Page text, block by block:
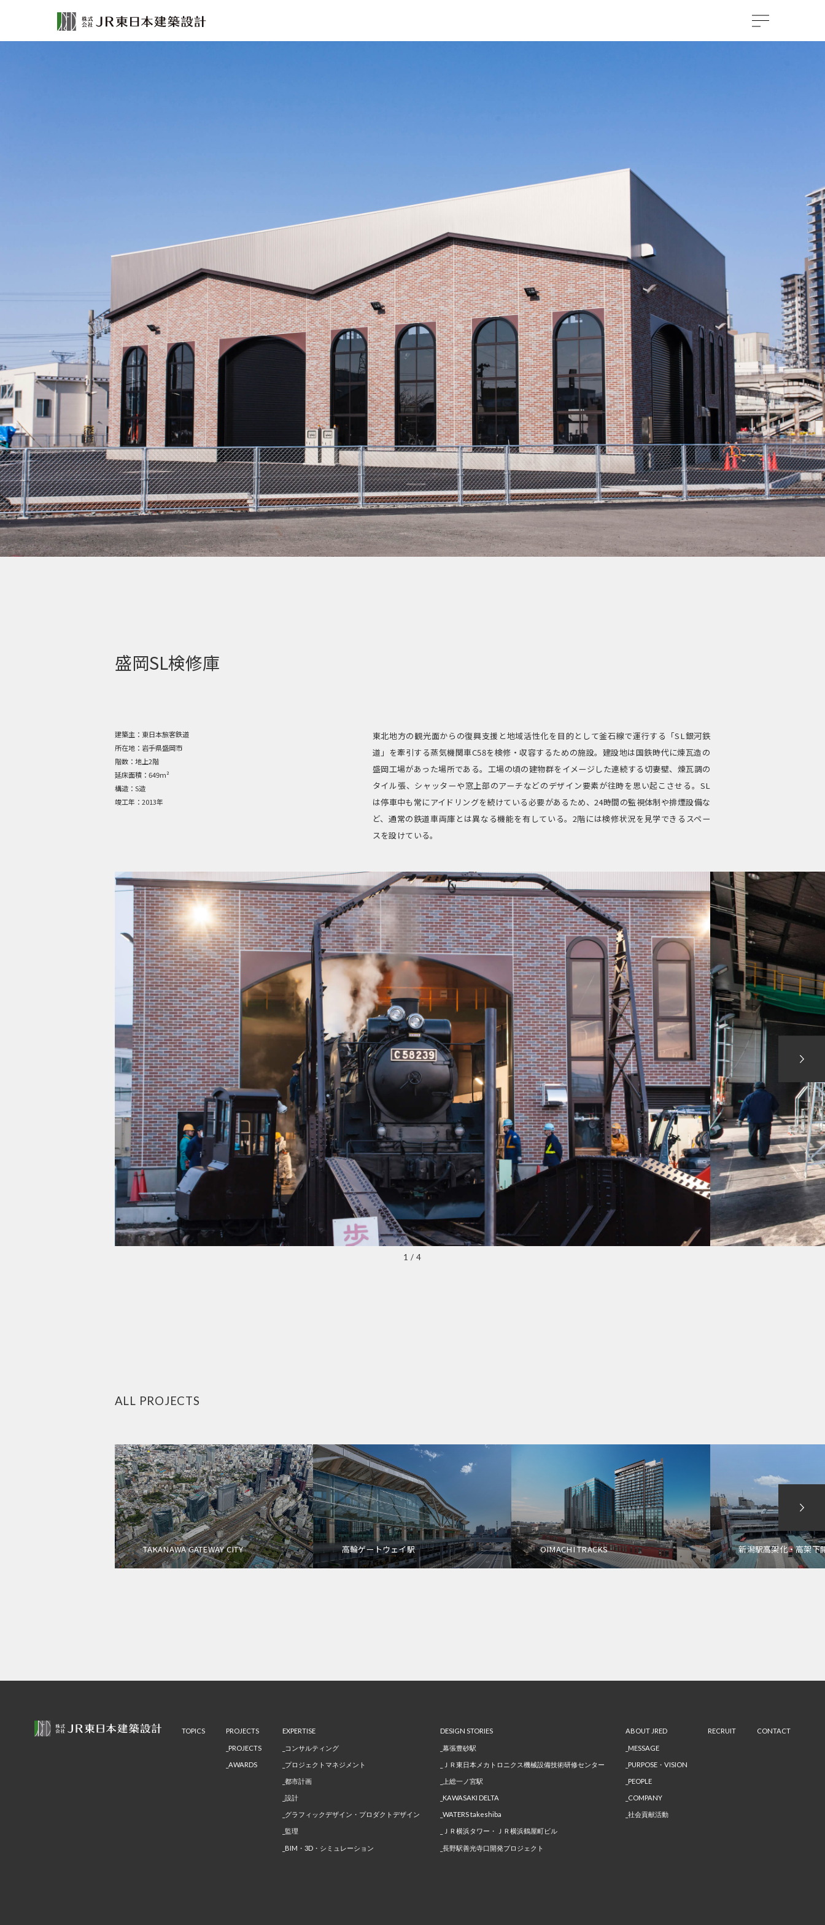
盛岡SL検修庫
建築主： 東日本旅客鉄道
所在地： 岩手県盛岡市
階数： 地上2階
延床面積： 649m²
構造： S造
竣工年： 2013年
東北地方の観光面からの復興支援と地域活性化を目的として釜石線で運行する「SL銀河鉄
道」を牽引する蒸気機関車C58を検修・収容するための施設。建設地は国鉄時代に煉瓦造の
盛岡工場があった場所である。工場の頃の建物群をイメージした連続する切妻壁、煉瓦調の
タイル張、シャッターや窓上部のアーチなどのデザイン要素が往時を思い起こさせる。SL
は停車中も常にアイドリングを続けている必要があるため、24時間の監視体制や排煙設備な
ど、通常の鉄道車両庫とは異なる機能を有している。2階には検修状況を見学できるスペー
スを設けている。
1 /4
ALL PROJECTS
TAKANAWA GATEWAY CITY 高輪ゲートウェイ駅 OIMACHI TRACKS 新潟駅高架化・高架下
TOPICS PROJECTS
PROJECTS
AWARDS
EXPERTISE
コンサルティング
プロジェクトマネジメント
都市計画
設計
グラフィックデザイン・プロダクトデザイン
監理
BIM・3D・シミュレーション
DESIGN STORIES
幕張豊砂駅
ＪＲ東日本メカトロニクス機械設備技術研修センター
上総一ノ宮駅
KAWASAKI DELTA
WATERS takeshiba
ＪＲ横浜タワー・ＪＲ横浜鶴屋町ビル
長野駅善光寺口開発プロジェクト
ABOUT JRED
MESSAGE
PURPOSE・VISION
PEOPLE
COMPANY
社会貢献活動
RECRUIT CONTACT